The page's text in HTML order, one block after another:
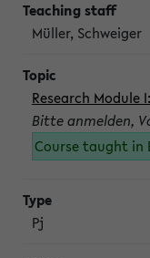
Müller, Schweiger
Research Module
Bitte anmelden,
Course taught in
Pj